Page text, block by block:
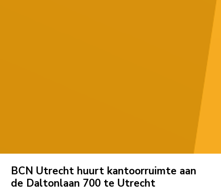
BCN Utrecht huurt kantoorruimte aan
de Daltonlaan 700 te Utrecht